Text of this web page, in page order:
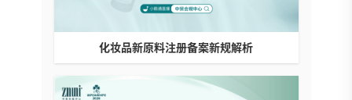
化妆品新原料注册备案新规解析